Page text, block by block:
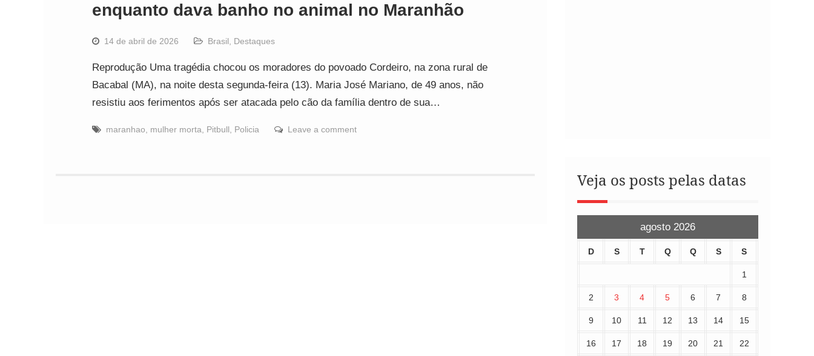
enquanto dava banho no animal no Maranhão
14 de abril de 2026 Brasil Destaques
Reprodução Uma tragédia chocou os moradores do povoado Cordeiro, na zona rural de
Bacabal (MA), na noite desta segunda-feira (13). Maria José Mariano, de 49 anos, não
resistiu aos ferimentos após ser atacada pelo cão da família dentro de sua…
maranhao mulher morta Pitbull Policia Leave a comment
Veja os posts pelas datas
agosto 2026
D S T Q Q S S
1
2 3 4 5 6 7 8
9 10 11 12 13 14 15
16 17 18 19 20 21 22